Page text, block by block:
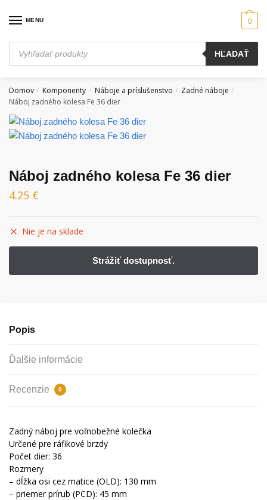
MENU
Products
search
HĽADAŤ
0
Domov / Komponenty / Náboje a príslušenstvo / Zadné náboje /
Náboj zadného kolesa Fe 36 dier
Náboj zadného kolesa Fe 36 dier
4.25 €
Nie je na sklade
Popis
Ďalšie informácie
Recenzie 0
Zadný náboj pre voľnobežné kolečka
Určené pre ráfikové brzdy
Počet dier: 36
Rozmery
– dĺžka osi cez matice (OLD): 130 mm
– priemer prírub (PCD): 45 mm